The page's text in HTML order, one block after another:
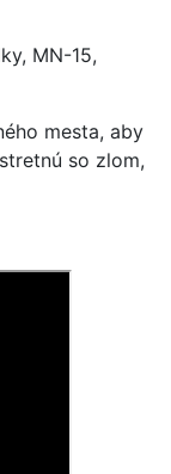
MN-15,
mesta, aby
so zlom,